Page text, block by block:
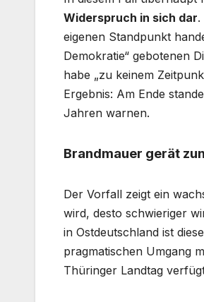
Widerspruch in sich dar.
eigenen Standpunkt
Demokratie“ gebotenen
habe „zu keinem
Ergebnis: Am Ende
Jahren warnen.
Brandmauer gerät
Der Vorfall zeigt ein
wird, desto schwieriger
in Ostdeutschland ist
pragmatischen Umgang
Thüringer Landtag